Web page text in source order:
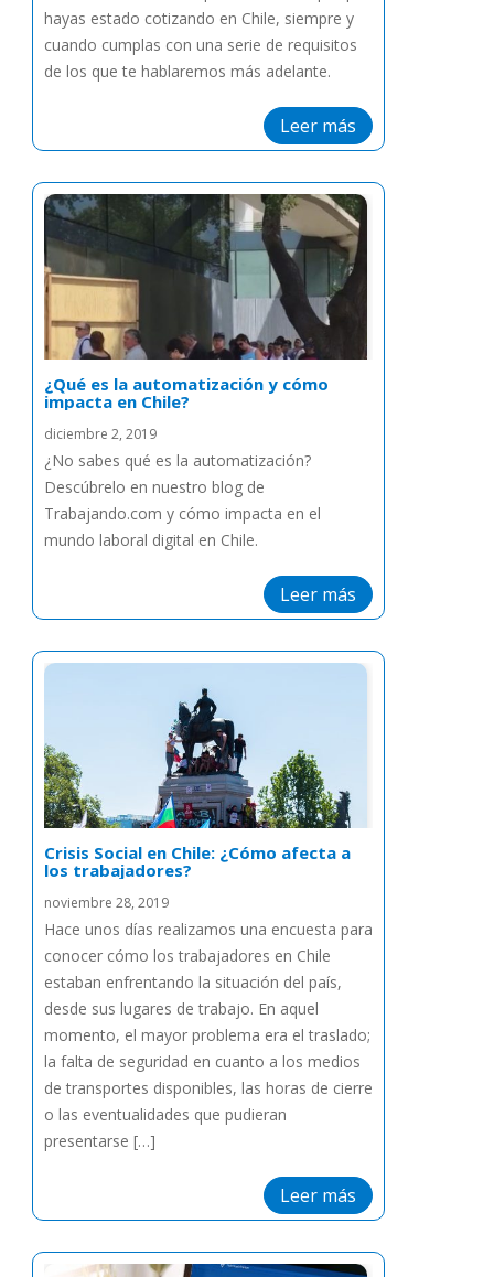
hayas estado cotizando en Chile, siempre y
cuando cumplas con una serie de requisitos
de los que te hablaremos más adelante.
Leer más
¿Qué es la automatización y cómo
impacta en Chile?
diciembre 2, 2019
¿No sabes qué es la automatización?
Descúbrelo en nuestro blog de
Trabajando.com y cómo impacta en el
mundo laboral digital en Chile.
Leer más
Crisis Social en Chile: ¿Cómo afecta a
los trabajadores?
noviembre 28, 2019
Hace unos días realizamos una encuesta para
conocer cómo los trabajadores en Chile
estaban enfrentando la situación del país,
desde sus lugares de trabajo. En aquel
momento, el mayor problema era el traslado;
la falta de seguridad en cuanto a los medios
de transportes disponibles, las horas de cierre
o las eventualidades que pudieran
presentarse […]
Leer más